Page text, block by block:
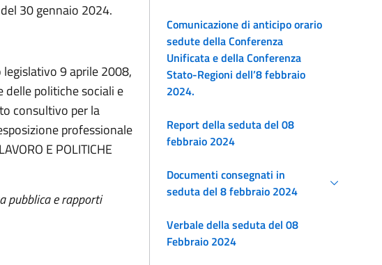
30 gennaio 2024.
9 aprile 2008,
politiche sociali e
consultivo per la
professionale
E POLITICHE
pubblica e rapporti
Comunicazione di anticipo orario
sedute della Conferenza
Unificata e della Conferenza
Stato-Regioni dell’8 febbraio
2024.
Report della seduta del 08
febbraio 2024
Documenti consegnati in
seduta del 8 febbraio 2024
Verbale della seduta del 08
Febbraio 2024